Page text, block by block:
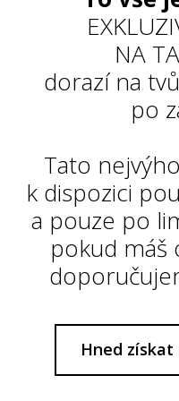
NA
dorazí na
po
Tato
k dispozici
a pouze po
pokud máš
Hned